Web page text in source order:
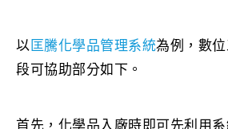
以 匡騰化學品管理系統為例，數
段可協助部分如下。
首先，化學品入廠時即可先利用